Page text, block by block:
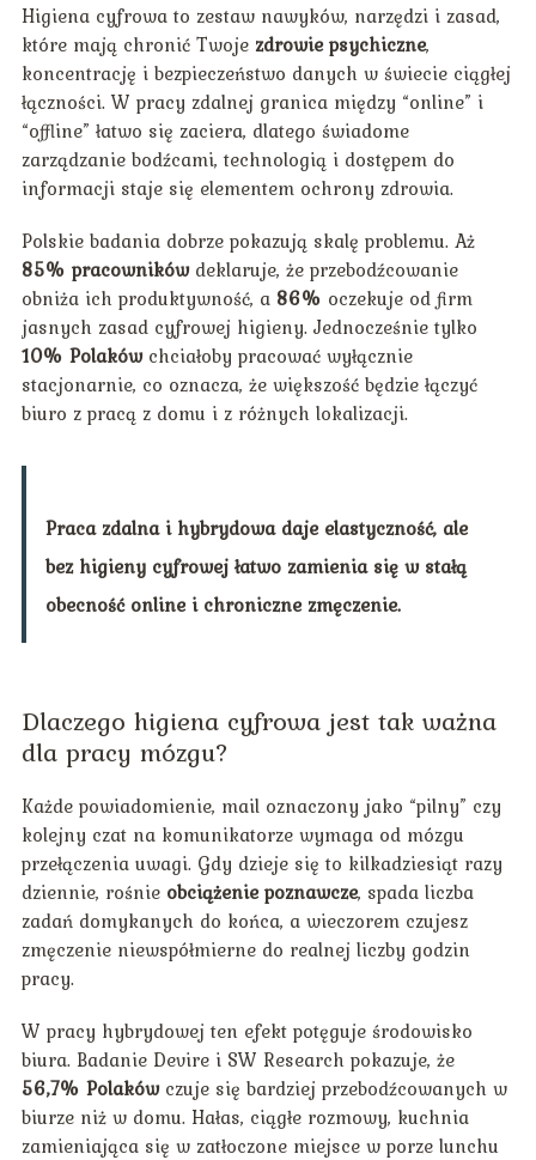
Higiena cyfrowa to zestaw nawyków, narzędzi i zasad,
które mają chronić Twoje zdrowie psychiczne,
koncentrację i bezpieczeństwo danych w świecie ciągłej
łączności. W pracy zdalnej granica między “online” i
“offline” łatwo się zaciera, dlatego świadome
zarządzanie bodźcami, technologią i dostępem do
informacji staje się elementem ochrony zdrowia.
Polskie badania dobrze pokazują skalę problemu. Aż
85% pracownikówdeklaruje, że przebodźcowanie
obniża ich produktywność, a 86% oczekuje od firm
jasnych zasad cyfrowej higieny. Jednocześnie tylko
10% Polakówchciałoby pracować wyłącznie
stacjonarnie, co oznacza, że większość będzie łączyć
biuro z pracą z domu i z różnych lokalizacji.
Praca zdalna i hybrydowa daje elastyczność, ale
bez higieny cyfrowej łatwo zamienia się w stałą
obecność online i chroniczne zmęczenie.
Dlaczego higiena cyfrowa jest tak ważna
dla pracy mózgu?
Każde powiadomienie, mail oznaczony jako “pilny” czy
kolejny czat na komunikatorze wymaga od mózgu
przełączenia uwagi. Gdy dzieje się to kilkadziesiąt razy
dziennie, rośnie obciążenie poznawcze, spada liczba
zadań domykanych do końca, a wieczorem czujesz
zmęczenie niewspółmierne do realnej liczby godzin
pracy.
W pracy hybrydowej ten efekt potęguje środowisko
biura. Badanie Devire i SW Research pokazuje, że
56,7% Polakówczuje się bardziej przebodźcowanych w
biurze niż w domu. Hałas, ciągłe rozmowy, kuchnia
zamieniająca się w zatłoczone miejsce w porze lunchu